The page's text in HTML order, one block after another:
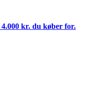
kr. du køber for.